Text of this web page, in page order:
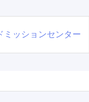
ミッションセンター